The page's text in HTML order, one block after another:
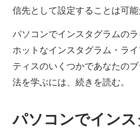
信先として設定することは可能
パソコンでインスタグラムの
ホットなインスタグラム・ラ
ティスのいくつかであなたの
法を学ぶには、続きを読む。
パソコンでイン